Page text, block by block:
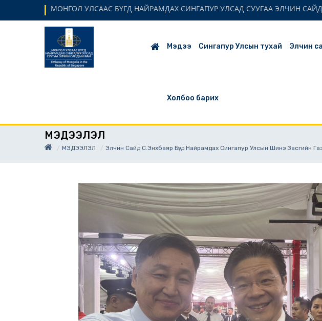
МОНГОЛ УЛСААС БҮГД НАЙРАМДАХ СИНГАПУР УЛСАД СУУГАА ЭЛЧИН САЙДЫН
Мэдээ Сингапур Улсын тухай Элчин
Холбоо барих
МЭДЭЭЛЭЛ
МЭДЭЭЛЭЛ Элчин Сайд С.Энхбаяр Бүгд Найрамдах Сингапур Улсын Шинэ Засгийн